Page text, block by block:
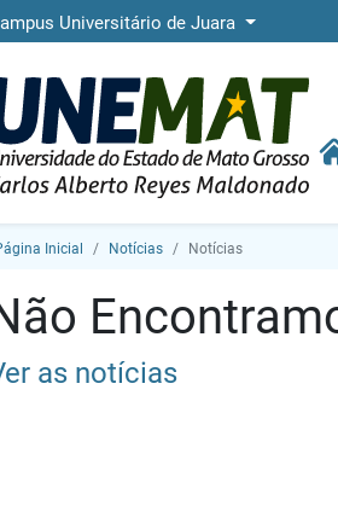
Universitário de Juara
Inicial Notícias Notícias
as notícias